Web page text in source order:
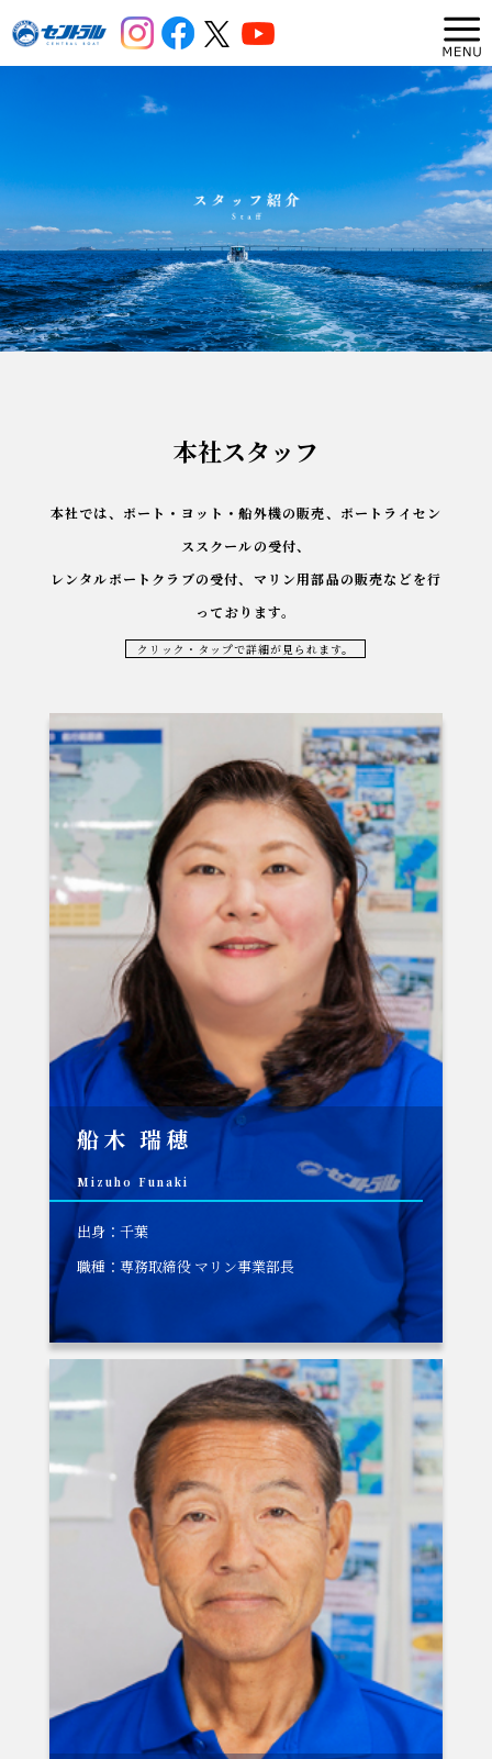
本社スタッフ
本社では、ボート・ヨット・船外機の販売、ボートライセン
ススクールの受付、
レンタルボートクラブの受付、マリン用部品の販売などを行
っております。
クリック・タップで詳細が見られます。
船木 瑞穂
Mizuho Funaki
出身：千葉
職種：専務取締役 マリン事業部長